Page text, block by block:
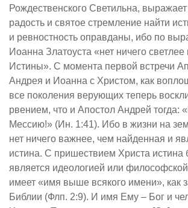
Рождественского Светильна,
радость и святое стремление найти
и ревностность оправданы, ибо по
Иоанна Златоуста «нет ничего светлее
Истины». С момента первой встречи
Андрея и Иоанна с Христом, как
все поколения верующих теперь
рвением, что и Апостол Андрей тогда:
Мессию!» (Ин. 1:41). Ибо в жизни на
нет ничего важнее, чем найденная и
истина. С пришествием Христа истина
является идеологией или
имеет «имя выше всякого имени», как
Библии (Флп. 2:9). И имя Ему – Бог и